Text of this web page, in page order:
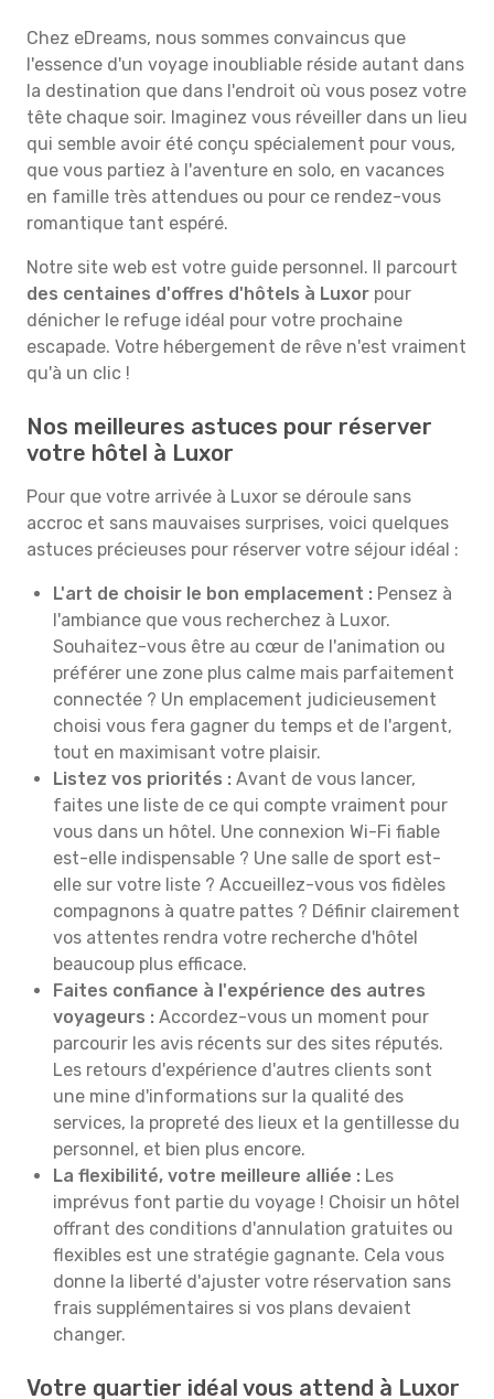
Chez eDreams, nous sommes convaincus que
l'essence d'un voyage inoubliable réside autant dans
la destination que dans l'endroit où vous posez votre
tête chaque soir. Imaginez vous réveiller dans un lieu
qui semble avoir été conçu spécialement pour vous,
que vous partiez à l'aventure en solo, en vacances
en famille très attendues ou pour ce rendez-vous
romantique tant espéré.
Notre site web est votre guide personnel. Il parcourt
des centaines d'offres d'hôtels à Luxor pour
dénicher le refuge idéal pour votre prochaine
escapade. Votre hébergement de rêve n'est vraiment
qu'à un clic !
Nos meilleures astuces pour réserver
votre hôtel à Luxor
Pour que votre arrivée à Luxor se déroule sans
accroc et sans mauvaises surprises, voici quelques
astuces précieuses pour réserver votre séjour idéal :
L'art de choisir le bon emplacement : Pensez à
l'ambiance que vous recherchez à Luxor.
Souhaitez-vous être au cœur de l'animation ou
préférer une zone plus calme mais parfaitement
connectée ? Un emplacement judicieusement
choisi vous fera gagner du temps et de l'argent,
tout en maximisant votre plaisir.
Listez vos priorités : Avant de vous lancer,
faites une liste de ce qui compte vraiment pour
vous dans un hôtel. Une connexion Wi-Fi fiable
est-elle indispensable ? Une salle de sport est-
elle sur votre liste ? Accueillez-vous vos fidèles
compagnons à quatre pattes ? Définir clairement
vos attentes rendra votre recherche d'hôtel
beaucoup plus efficace.
Faites confiance à l'expérience des autres
voyageurs : Accordez-vous un moment pour
parcourir les avis récents sur des sites réputés.
Les retours d'expérience d'autres clients sont
une mine d'informations sur la qualité des
services, la propreté des lieux et la gentillesse du
personnel, et bien plus encore.
La flexibilité, votre meilleure alliée : Les
imprévus font partie du voyage ! Choisir un hôtel
offrant des conditions d'annulation gratuites ou
flexibles est une stratégie gagnante. Cela vous
donne la liberté d'ajuster votre réservation sans
frais supplémentaires si vos plans devaient
changer.
Votre quartier idéal vous attend à Luxor